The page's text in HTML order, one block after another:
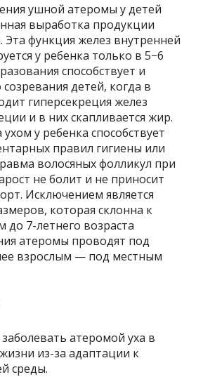
ушной атеромы у детей
выработка продукции
Эта функция желез внутренней
у ребенка только в 5−6
способствует и
детей, когда в
гиперсекреция желез
и в них скапливается жир.
у ребенка способствует
правил гигиены или
волосяных фолликул при
не болит и не приносит
Исключением является
которая склонна к
до 7-летнего возраста
атеромы проводят под
взрослым — под местным
атеромой уха в
из-за адаптации к
среды.